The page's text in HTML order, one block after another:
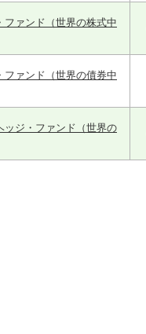
ァンド（世界の株式中
ァンド（世界の債券中
ッジ・ファンド（世界の